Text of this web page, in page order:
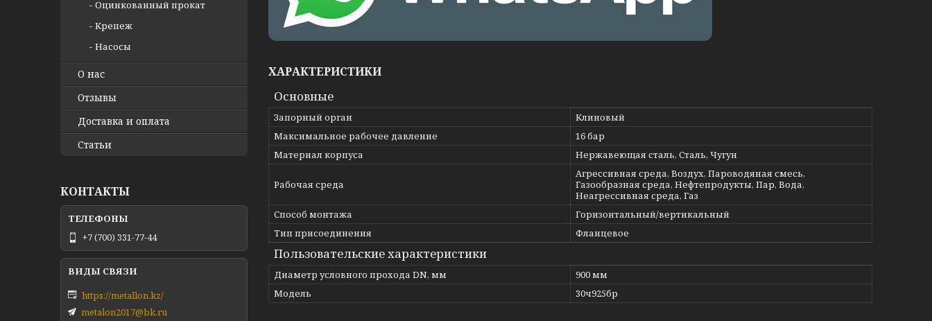
ХАРАКТЕРИСТИКИ
Основные
Запорный орган
Клиновый
Максимальное рабочее давление
16 бар
Материал корпуса
Нержавеющая сталь, Сталь, Чугун
Рабочая среда
Агрессивная среда, Воздух, Пароводяная смесь,
Газообразная среда, Нефтепродукты, Пар, Вода,
Неагрессивная среда, Газ
Способ монтажа
Горизонтальный/вертикальный
Тип присоединения
Фланцевое
Пользовательские характеристики
Диаметр условного прохода DN, мм
900 мм
Модель
30ч925бр
Оцинкованный прокат
Крепеж
Насосы
О нас
Отзывы
Доставка и оплата
Статьи
КОНТАКТЫ
+7 (700) 331-77-44
https://metallon.kz/
metalon2017@bk.ru